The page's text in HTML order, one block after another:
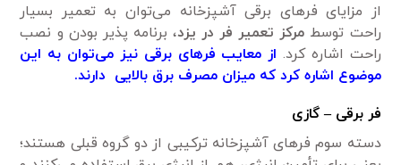
از مزایای فر‌های برقی آشپزخانه می‌توان به تعمیر بسیار
راحت توسط مرکز تعمیر فر در یزد، برنامه پذیر بودن و نصب
راحت اشاره کرد. از معایب فر‌های برقی نیز می‌توان به این
موضوع اشاره کرد که میزان مصرف برق بالایی دارند.
فر برقی – گازی
دسته سوم فر‌های آشپزخانه ترکیبی از دو گروه قبلی هستند؛